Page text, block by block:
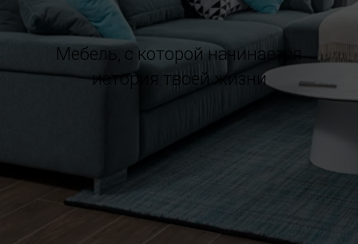
Мебель, с которой начинается
история твоей жизни